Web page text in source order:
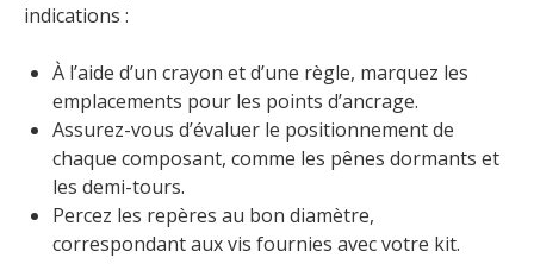
indications :
À l’aide d’un crayon et d’une règle, marquez les
emplacements pour les points d’ancrage.
Assurez-vous d’évaluer le positionnement de
chaque composant, comme les pênes dormants et
les demi-tours.
Percez les repères au bon diamètre,
correspondant aux vis fournies avec votre kit.